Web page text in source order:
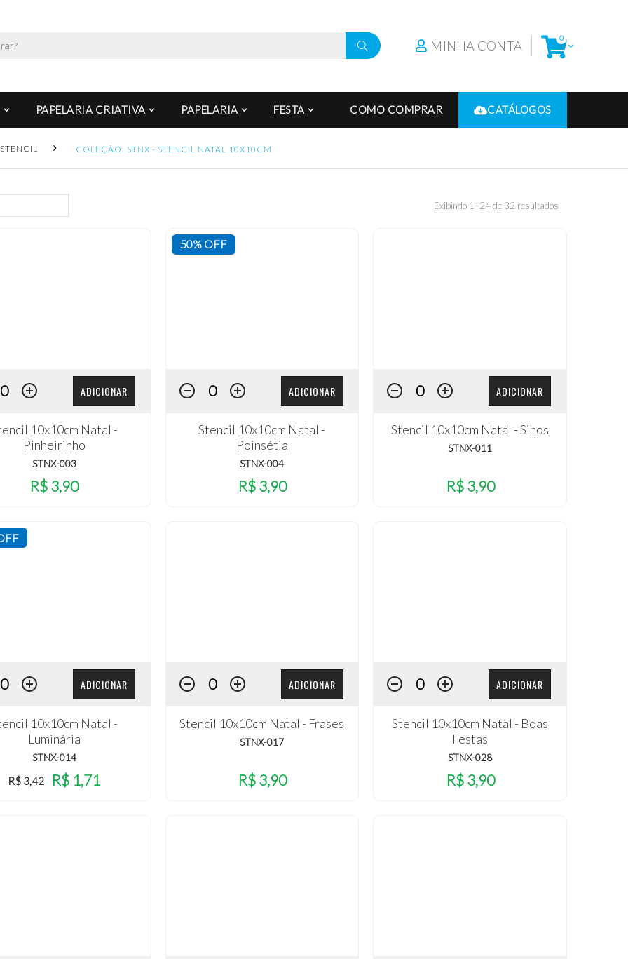
MINHA CONTA 0
PAPELARIA CRIATIVA PAPELARIA FESTA COMO COMPRAR CATÁLOGOS
STENCIL COLEÇÃO: STNX - STENCIL NATAL 10X10CM
Exibindo 1–24 de 32 resultados
ADICIONAR
10x10cm Natal -
Pinheirinho
STNX-003
R$ 3,90
50% OFF
ADICIONAR
Stencil 10x10cm Natal -
Poinsétia
STNX-004
R$ 3,90
ADICIONAR
Stencil 10x10cm Natal - Sinos
STNX-011
R$ 3,90
ADICIONAR
10x10cm Natal -
Luminária
STNX-014
R$ 3,42 R$ 1,71
ADICIONAR
Stencil 10x10cm Natal - Frases
STNX-017
R$ 3,90
ADICIONAR
Stencil 10x10cm Natal - Boas
Festas
STNX-028
R$ 3,90